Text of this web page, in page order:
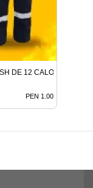
DE 12 CALORIAS
PEN 1.00